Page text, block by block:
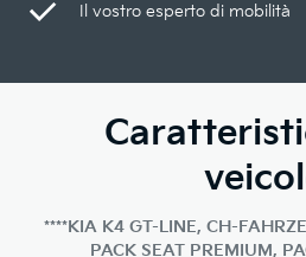
Il vostro esperto di mobilità
****KIA K4 GT-LINE, CH-
PACK SEAT PREMIUM,